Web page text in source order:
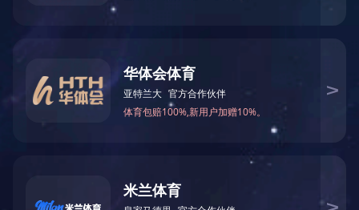
自动化石油工业线路维护